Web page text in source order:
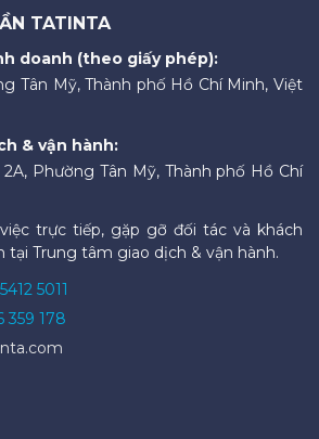
TATINTA
doanh (theo giấy phép):
Tân Mỹ, Thành phố Hồ Chí Minh, Việt
& vận hành:
Phường Tân Mỹ, Thành phố Hồ Chí
trực tiếp, gặp gỡ đối tác và khách
tại Trung tâm giao dịch & vận hành.
5011
359 178